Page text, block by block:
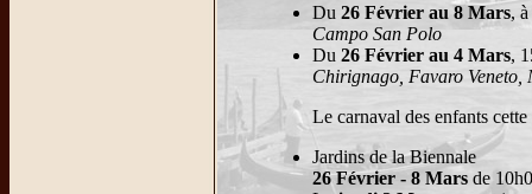
Du 26 Février au 8 Mars,
Campo San Polo
Du 26 Février au 4 Mars,
Chirignago, Favaro Veneto,
Le carnaval des enfants
Jardins de la Biennale
26 Février - 8 Mars de